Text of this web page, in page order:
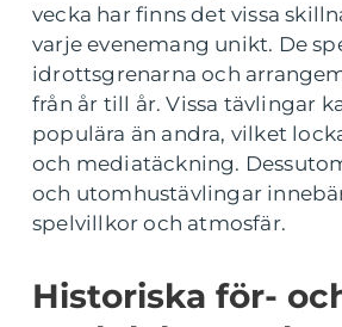
vecka har finns det vissa
varje evenemang unikt. De
idrottsgrenarna och
från år till år. Vissa tävlingar
populära än andra, vilket
och mediatäckning.
och utomhustävlingar
spelvillkor och atmosfär.
Historiska för-